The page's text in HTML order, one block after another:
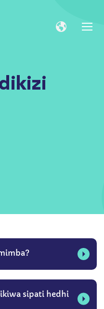
sipati hedhi